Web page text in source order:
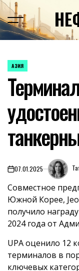
Перейти
к
содержимому
ОПУБЛИКОВАНО
АЗИЯ
on07.01.2025
Совместное
Южной Корее,
получило
2024 года от
UPA оценило 12
терминалов в
ключевых